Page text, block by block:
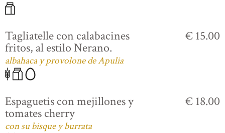
Tagliatelle con calabacines
fritos, al estilo Nerano.
albahaca y provolone de Apulia
€ 15.00
Espaguetis con mejillones y
tomates cherry
con su bisque y burrata
€ 18.00